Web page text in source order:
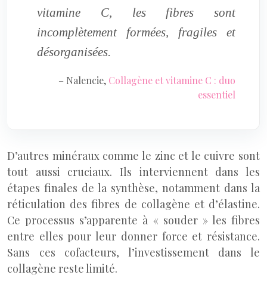
vitamine C, les fibres sont
incomplètement formées, fragiles et
désorganisées.
– Nalencie, Collagène et vitamine C : duo
essentiel
D’autres minéraux comme le zinc et le cuivre sont
tout aussi cruciaux. Ils interviennent dans les
étapes finales de la synthèse, notamment dans la
réticulation des fibres de collagène et d’élastine.
Ce processus s’apparente à « souder » les fibres
entre elles pour leur donner force et résistance.
Sans ces cofacteurs, l’investissement dans le
collagène reste limité.